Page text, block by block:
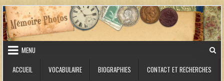
Skip to content
MENU
ACCUEIL
VOCABULAIRE BIOGRAPHIES CONTACT ET RECHERCHES